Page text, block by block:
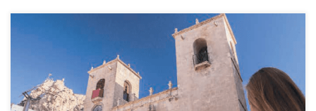
Plaza Santa María w Alicante to miejsce, w którym znajdziemy
najstarszy kościół, jaki stoi w tym mieście – Iglesia de Santa María.